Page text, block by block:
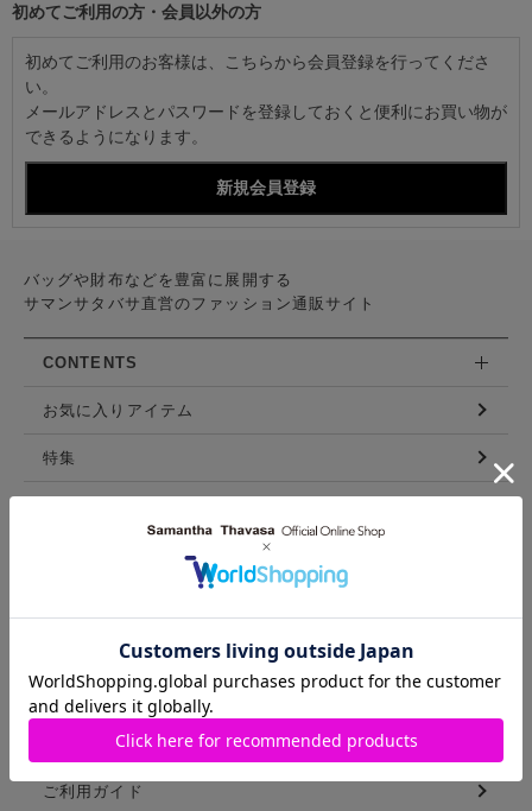
初めてご利用の方・会員以外の方
初めてご利用のお客様は、こちらから会員登録を行ってくださ
い。
メールアドレスとパスワードを登録しておくと便利にお買い物が
できるようになります。
バッグや財布などを豊富に展開する
サマンサタバサ直営のファッション通販サイト
CONTENTS
お気に入りアイテム
特集
スタッフリスト
ショップブログ
ご利用ガイド